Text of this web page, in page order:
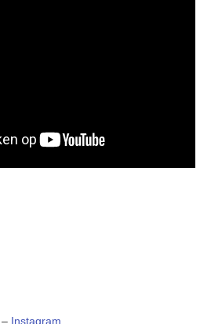
– Instagram